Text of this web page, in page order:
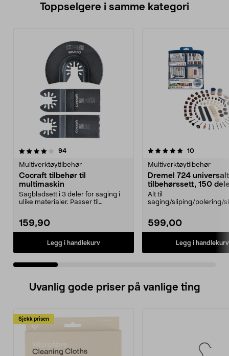
Toppselgere i samme kategori
94anmeldelser
Multiverktøytilbehør
Cocraft tilbehør til
multimaskin
Sagbladsett i 3 deler for saging i
ulike materialer. Passer til
159,90
Legg i handlekurv
5.0 av 5 stjerner 10
Multiverktøytilbehør
Dremel 724 universalt
tilbehørssett, 150
Alt til
saging/sliping/polering/
599,00
Legg i handlekurv
4.5 av 5 stjerner
Uvanlig gode priser på vanlige ting
Sjekk prisen